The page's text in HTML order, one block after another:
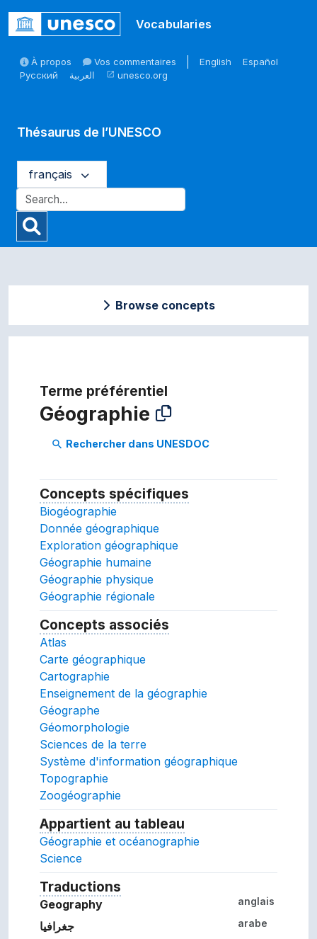
Vocabularies
À propos Vos commentaires English
Español
Русский
العربية open_in_new unesco.org
Thésaurus de l’UNESCO
français
Browse concepts
Terme préférentiel
Géographie
search Rechercher dans UNESDOC
Concepts spécifiques
Biogéographie
Donnée géographique
Exploration géographique
Géographie humaine
Géographie physique
Géographie régionale
Concepts associés
Atlas
Carte géographique
Cartographie
Enseignement de la géographie
Géographe
Géomorphologie
Sciences de la terre
Système d'information géographique
Topographie
Zoogéographie
Appartient au tableau
Géographie et océanographie
Science
Traductions
anglais
Geography
arabe جغرافيا